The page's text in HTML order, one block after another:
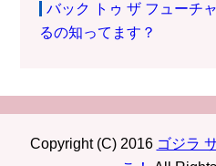
バック トゥ ザ フューチ
るの知ってます？
Copyright (C) 2016 ゴジラ